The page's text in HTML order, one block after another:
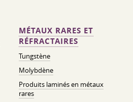
MÉTAUX RARES ET
RÉFRACTAIRES
Tungstène
Molybdène
Produits laminés en métaux
rares